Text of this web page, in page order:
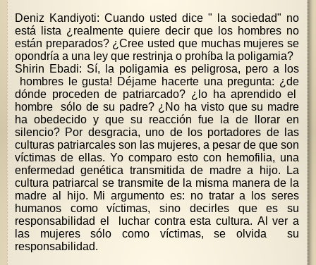
Deniz Kandiyoti: Cuando usted dice " la sociedad" no
está lista ¿realmente quiere decir que los hombres no
están preparados? ¿Cree usted que muchas mujeres se
opondría a una ley que restrinja o prohíba la poligamia?
Shirin Ebadi: Sí, la poligamia es peligrosa, pero a los
hombres le gusta! Déjame hacerte una pregunta: ¿de
dónde proceden de patriarcado? ¿lo ha aprendido el
hombre sólo de su padre? ¿No ha visto que su madre
ha obedecido y que su reacción fue la de llorar en
silencio? Por desgracia, uno de los portadores de las
culturas patriarcales son las mujeres, a pesar de que son
víctimas de ellas. Yo comparo esto con hemofilia, una
enfermedad genética transmitida de madre a hijo. La
cultura patriarcal se transmite de la misma manera de la
madre al hijo. Mi argumento es: no tratar a los seres
humanos como víctimas, sino decirles que es su
responsabilidad el luchar contra esta cultura. Al ver a
las mujeres sólo como víctimas, se olvida su
responsabilidad.